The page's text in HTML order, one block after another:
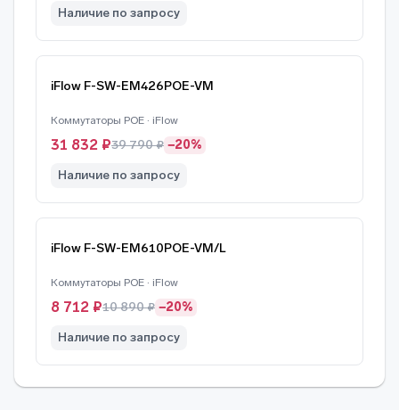
Наличие по запросу
iFlow F-SW-EM426POE-VM
Коммутаторы POE · iFlow
31 832 ₽39 790 ₽ −20%
Наличие по запросу
iFlow F-SW-EM610POE-VM/L
Коммутаторы POE · iFlow
8 712 ₽10 890 ₽ −20%
Наличие по запросу